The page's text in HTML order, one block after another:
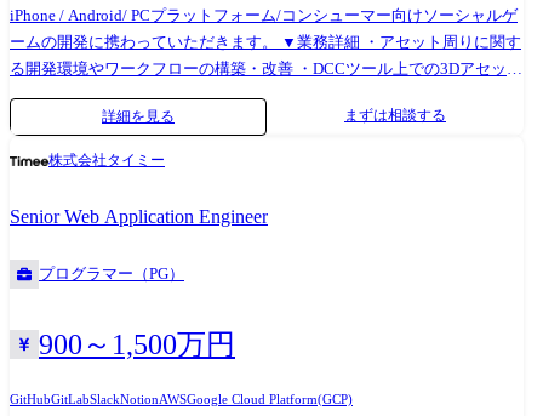
iPhone / Android/ PCプラットフォーム/コンシューマー向けソーシャルゲ
ームの開発に携わっていただきます。 ▼業務詳細 ・アセット周りに関す
る開発環境やワークフローの構築・改善 ・DCCツール上での3Dアセット
制作サポート機能の開発 ・ゲームエンジン上での、キャラクター・背景
などに対する、ランタイム・Editor拡張機能の開発 ・その他、エンジニ
ア/デザイナー間の橋渡し業務 ※上記は一例となりますが、開発フェーズ
前後 ▼開発ツール ・Unity (プロジェクトによりバージョンは異なりま
す) ・使っているライブラリの一例 UniTask、R3、UniRx、MasterMemory
・DCCツールの一例 Maya、 Houdini、Adobe Photoshop ・AI系ツール
詳細を見る まずは相談する
株式会社タイミー
Senior Web Application Engineer
プログラマー（PG）
900～1,500万円
GitHubGitLabSlackNotionAWSGoogle Cloud Platform(GCP)